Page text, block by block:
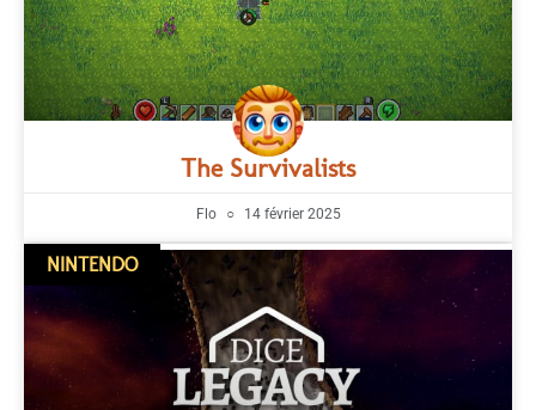
The Survivalists
Flo 14 février 2025
NINTENDO